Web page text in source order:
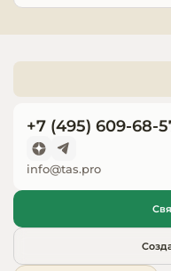
+7 (495) 609-68-
info@tas.pro